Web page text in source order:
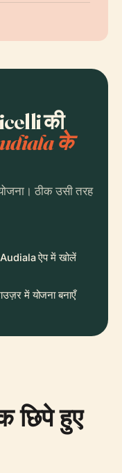
की
के
ठीक उसी तरह
Audiala ऐप में खोलें
में योजना बनाएँ
छिपे हुए